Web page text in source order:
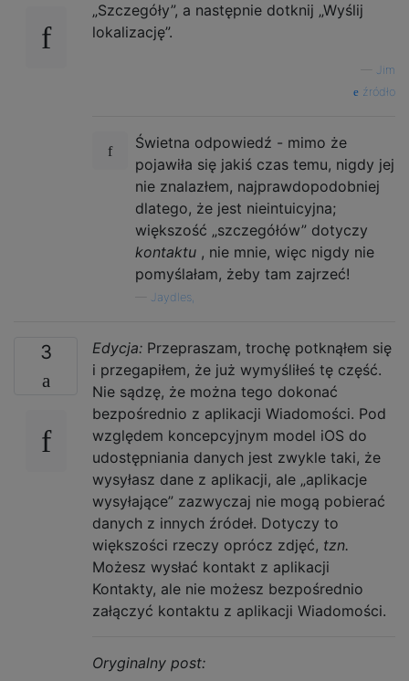
„Szczegóły”, a następnie dotknij „Wyślij
lokalizację”.
Jim
źródło
Świetna odpowiedź - mimo że
pojawiła się jakiś czas temu, nigdy jej
nie znalazłem, najprawdopodobniej
dlatego, że jest nieintuicyjna;
większość „szczegółów” dotyczy
kontaktu , nie mnie, więc nigdy nie
pomyślałam, żeby tam zajrzeć!
Jaydles,
3 Edycja: Przepraszam, trochę potknąłem się
i przegapiłem, że już wymyśliłeś tę część.
Nie sądzę, że można tego dokonać
bezpośrednio z aplikacji Wiadomości. Pod
względem koncepcyjnym model iOS do
udostępniania danych jest zwykle taki, że
wysyłasz dane z aplikacji, ale „aplikacje
wysyłające” zazwyczaj nie mogą pobierać
danych z innych źródeł. Dotyczy to
większości rzeczy oprócz zdjęć, tzn.
Możesz wysłać kontakt z aplikacji
Kontakty, ale nie możesz bezpośrednio
załączyć kontaktu z aplikacji Wiadomości.
Oryginalny post: